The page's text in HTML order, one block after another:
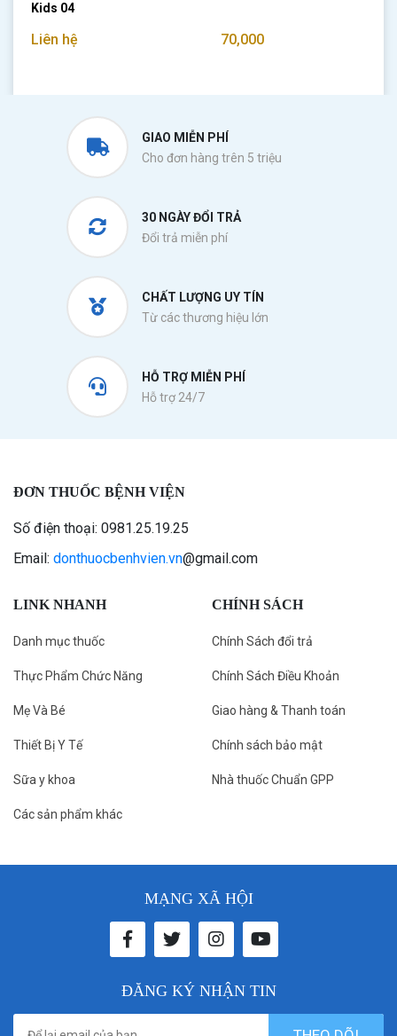
Kids 04
Liên hệ 70,000
GIAO MIỄN PHÍ
Cho đơn hàng trên 5 triệu
30 NGÀY ĐỔI TRẢ
Đổi trả miễn phí
CHẤT LƯỢNG UY TÍN
Từ các thương hiệu lớn
HỖ TRỢ MIỄN PHÍ
Hỗ trợ 24/7
ĐƠN THUỐC BỆNH VIỆN
Số điện thoại: 0981.25.19.25
Email: donthuocbenhvien.vn@gmail.com
LINK NHANH
Danh mục thuốc
Thực Phẩm Chức Năng
Mẹ Và Bé
Thiết Bị Y Tế
Sữa y khoa
Các sản phẩm khác
CHÍNH SÁCH
Chính Sách đổi trả
Chính Sách Điều Khoản
Giao hàng & Thanh toán
Chính sách bảo mật
Nhà thuốc Chuẩn GPP
MẠNG XÃ HỘI
ĐĂNG KÝ NHẬN TIN